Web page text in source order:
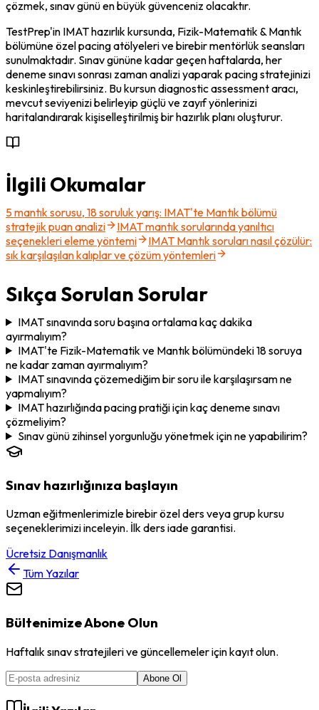
çözmek, sınav günü en büyük güvenceniz olacaktır.
TestPrep'in IMAT hazırlık kursunda, Fizik-Matematik & Mantık
bölümüne özel pacing atölyeleri ve birebir mentörlük seansları
sunulmaktadır. Sınav gününe kadar geçen haftalarda, her
deneme sınavı sonrası zaman analizi yaparak pacing stratejinizi
keskinleştirebilirsiniz. Bu kursun diagnostic assessment aracı,
mevcut seviyenizi belirleyip güçlü ve zayıf yönlerinizi
haritalandırarak kişiselleştirilmiş bir hazırlık planı oluşturur.
İlgili Okumalar
5 mantık sorusu, 18 soruluk yarış: IMAT'te Mantık bölümü
stratejik puan analizi
IMAT mantık sorularında yanıltıcı
seçenekleri eleme yöntemi
IMAT Mantık soruları nasıl çözülür:
sık karşılaşılan kalıplar ve çözüm yöntemleri
Sıkça Sorulan Sorular
IMAT sınavında soru başına ortalama kaç dakika
ayırmalıyım?
IMAT'te Fizik-Matematik ve Mantık bölümündeki 18 soruya
ne kadar zaman ayırmalıyım?
IMAT sınavında çözemediğim bir soru ile karşılaşırsam ne
yapmalıyım?
IMAT hazırlığında pacing pratiği için kaç deneme sınavı
çözmeliyim?
Sınav günü zihinsel yorgunluğu yönetmek için ne yapabilirim?
Sınav hazırlığınıza başlayın
Uzman eğitmenlerimizle birebir özel ders veya grup kursu
seçeneklerimizi inceleyin. İlk ders iade garantisi.
Ücretsiz Danışmanlık
Tüm Yazılar
Bültenimize Abone Olun
Haftalık sınav stratejileri ve güncellemeler için kayıt olun.
Abone Ol